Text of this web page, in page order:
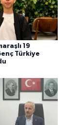
19
Türkiye